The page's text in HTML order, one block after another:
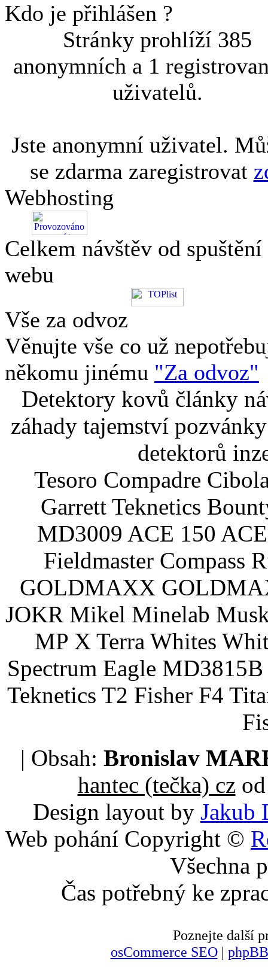
Kdo je přihlášen ?
Stránky prohlíží 385
anonymních a 1
uživatelů.
Jste anonymní uživatel.
se zdarma zaregistrovat
Webhosting
Celkem návštěv od spuštění
webu
Vše za odvoz
Věnujte vše co už
někomu jinému "Za odvoz"
Detektory kovů články
záhady tajemství
detektorů
Tesoro Compadre
Garrett Teknetics
MD3009 ACE 150
Fieldmaster Compass
GOLDMAXX
JOKR Mikel Minelab
MP X Terra Whites
Spectrum Eagle
Teknetics T2 Fisher F4
| Obsah: Bronislav
hantec (tečka) czod
Design layout by Jakub
Web pohání Copyright ©
Všechna
Čas potřebný ke
Poznejte další
osCommerce SEO|